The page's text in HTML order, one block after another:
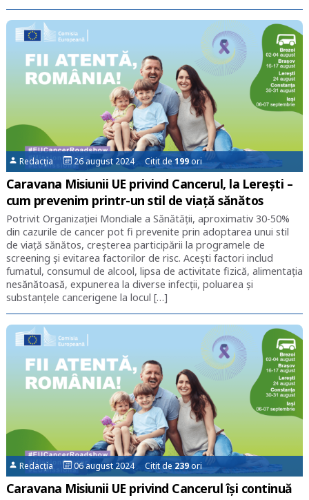
Redacția 26 august 2024 Citit de199ori
Caravana Misiunii UE privind Cancerul, la Lerești –
cum prevenim printr-un stil de viață sănătos
Potrivit Organizației Mondiale a Sănătății, aproximativ 30-50%
din cazurile de cancer pot fi prevenite prin adoptarea unui stil
de viață sănătos, creșterea participării la programele de
screening și evitarea factorilor de risc. Acești factori includ
fumatul, consumul de alcool, lipsa de activitate fizică, alimentația
nesănătoasă, expunerea la diverse infecții, poluarea și
substanțele cancerigene la locul […]
Redacția 06 august 2024 Citit de239ori
Caravana Misiunii UE privind Cancerul își continuă